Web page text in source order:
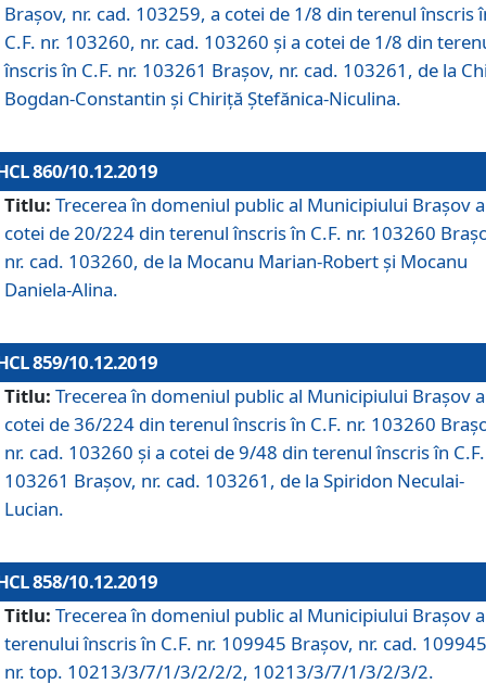
Brașov, nr. cad. 103259, a cotei de 1/8 din terenul înscris
C.F. nr. 103260, nr. cad. 103260 și a cotei de 1/8 din
înscris în C.F. nr. 103261 Brașov, nr. cad. 103261, de la
Bogdan-Constantin și Chiriță Ștefănica-Niculina.
860/10.12.2019
Titlu: Trecerea în domeniul public al Municipiului Braşov a
cotei de 20/224 din terenul înscris în C.F. nr. 103260
nr. cad. 103260, de la Mocanu Marian-Robert și Mocanu
Daniela-Alina.
859/10.12.2019
Titlu: Trecerea în domeniul public al Municipiului Braşov a
cotei de 36/224 din terenul înscris în C.F. nr. 103260
nr. cad. 103260 și a cotei de 9/48 din terenul înscris în
103261 Brașov, nr. cad. 103261, de la Spiridon Neculai-
Lucian.
858/10.12.2019
Titlu: Trecerea în domeniul public al Municipiului Braşov a
terenului înscris în C.F. nr. 109945 Brașov, nr. cad.
nr. top. 10213/3/7/1/3/2/2/2, 10213/3/7/1/3/2/3/2.